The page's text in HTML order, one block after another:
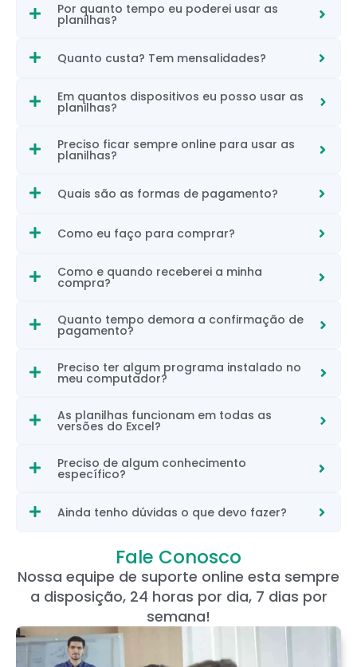
Por quanto tempo eu poderei usar as
planilhas?
Quanto custa? Tem mensalidades?
Em quantos dispositivos eu posso usar as
planilhas?
Preciso ficar sempre online para usar as
planilhas?
Quais são as formas de pagamento?
Como eu faço para comprar?
Como e quando receberei a minha
compra?
Quanto tempo demora a confirmação de
pagamento?
Preciso ter algum programa instalado no
meu computador?
As planilhas funcionam em todas as
versões do Excel?
Preciso de algum conhecimento
específico?
Ainda tenho dúvidas o que devo fazer?
Fale Conosco
Nossa equipe de suporte online esta sempre
a disposição, 24 horas por dia, 7 dias por
semana!